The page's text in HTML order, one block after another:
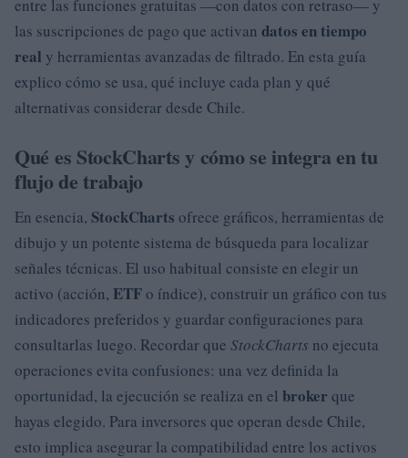
entre las funciones gratuitas —con datos con retraso— y
las suscripciones de pago que activan datos en tiempo
real y herramientas avanzadas de filtrado. En esta guía
explico cómo se usa, qué incluye cada plan y qué
alternativas considerar desde Chile.
Qué es StockCharts y cómo se integra en tu
flujo de trabajo
En esencia, StockCharts ofrece gráficos, herramientas de
dibujo y un potente sistema de búsqueda para localizar
señales técnicas. El uso habitual consiste en elegir un
activo (acción, ETFo índice), construir un gráfico con tus
indicadores preferidos y guardar configuraciones para
consultarlas luego. Recordar que StockCharts no ejecuta
operaciones evita confusiones: una vez definida la
oportunidad, la ejecución se realiza en el broker que
hayas elegido. Para inversores que operan desde Chile,
esto implica asegurar la compatibilidad entre los activos